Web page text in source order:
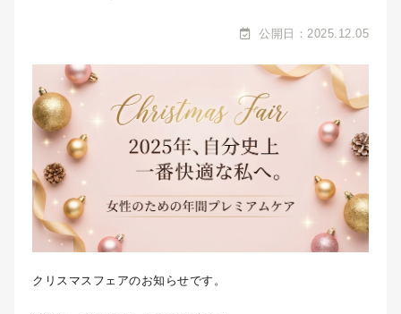
公開日：2025.12.05
クリスマスフェアのお知らせです。